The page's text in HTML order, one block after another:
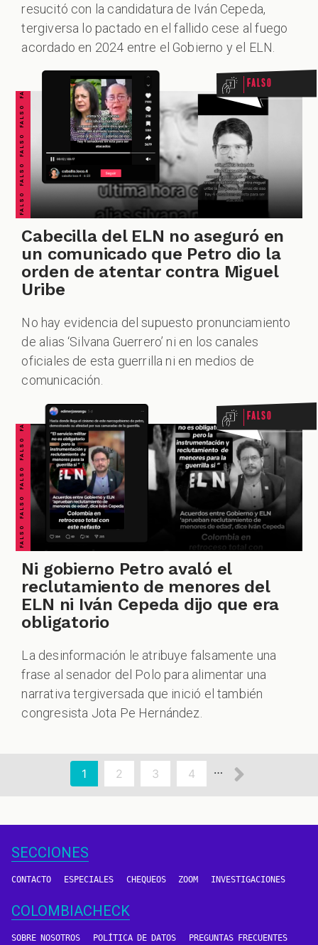
resucitó con la candidatura de Iván Cepeda,
tergiversa lo pactado en el fallido cese al fuego
acordado en 2024 entre el Gobierno y el ELN.
FALSO FALSO FALSO FALSO FALSO FALSO FALSO Falso
Cabecilla del ELN no aseguró en
un comunicado que Petro dio la
orden de atentar contra Miguel
Uribe
No hay evidencia del supuesto pronunciamiento
de alias ‘Silvana Guerrero’ ni en los canales
oficiales de esta guerrilla ni en medios de
comunicación.
FALSO FALSO FALSO FALSO FALSO FALSO FALSO Falso
Ni gobierno Petro avaló el
reclutamiento de menores del
ELN ni Iván Cepeda dijo que era
obligatorio
La desinformación le atribuye falsamente una
frase al senador del Polo para alimentar una
narrativa tergiversada que inició el también
congresista Jota Pe Hernández.
Página
actual
1 Page
2 Page
3 Page
4 …
SECCIONES
CONTACTO ESPECIALES CHEQUEOS ZOOM INVESTIGACIONES
COLOMBIACHECK
SOBRE NOSOTROS POLÍTICA DE DATOS PREGUNTAS FRECUENTES